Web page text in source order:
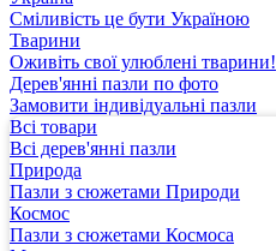
Сміливість це бути Україною
Тварини
Оживіть свої улюблені тварини!
Дерев'янні пазли по фото
Замовити індивідуальні пазли
Всі товари
Всі дерев'янні пазли
Природа
Пазли з сюжетами Природи
Космос
Пазли з сюжетами Космоса